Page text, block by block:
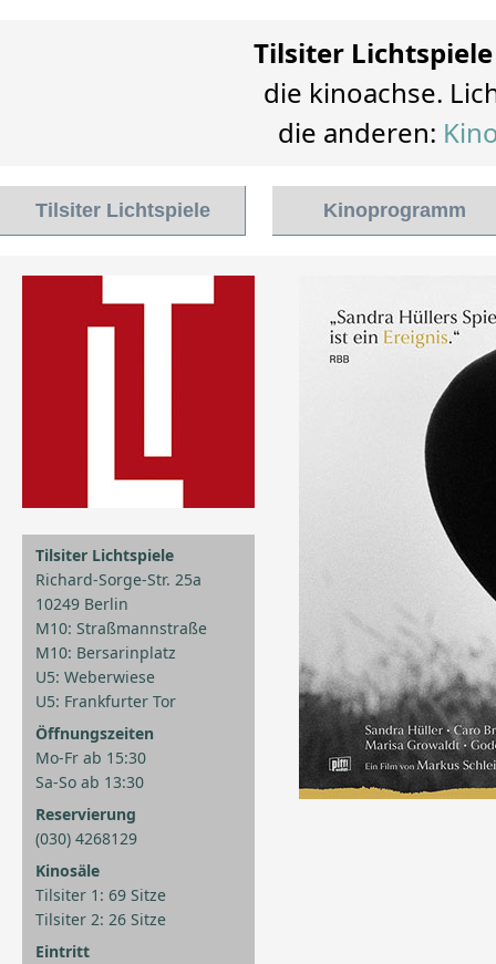
Tilsiter Lichtspiele
die kinoachse.
die anderen:
Tilsiter Lichtspiele Kinoprogramm
Tilsiter Lichtspiele
Richard-Sorge-Str. 25a
10249 Berlin
M10: Straßmannstraße
M10: Bersarinplatz
U5: Weberwiese
U5: Frankfurter Tor
Öffnungszeiten
Mo-Fr ab 15:30
Sa-So ab 13:30
Reservierung
(030) 4268129
Kinosäle
Tilsiter 1: 69 Sitze
Tilsiter 2: 26 Sitze
Eintritt